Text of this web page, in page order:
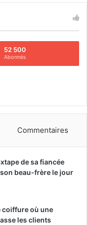
52 500
Abonnés
Commentaires
de sa fiancée
beau-frère le jour
coiffure où une
les clients